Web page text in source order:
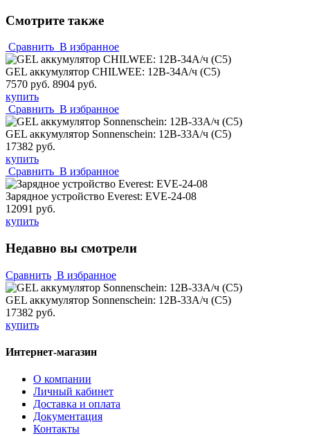
Смотрите также
Сравнить В избранное
GEL аккумулятор CHILWEE: 12В-34А/ч (С5)
7570 руб. 8904 руб.
купить
Сравнить В избранное
GEL аккумулятор Sonnenschein: 12В-33А/ч (С5)
17382 руб.
купить
Сравнить В избранное
Зарядное устройство Everest: EVE-24-08
12091 руб.
купить
Недавно вы смотрели
Сравнить В избранное
GEL аккумулятор Sonnenschein: 12В-33А/ч (С5)
17382 руб.
купить
Интернет-магазин
О компании
Личный кабинет
Доставка и оплата
Документация
Контакты